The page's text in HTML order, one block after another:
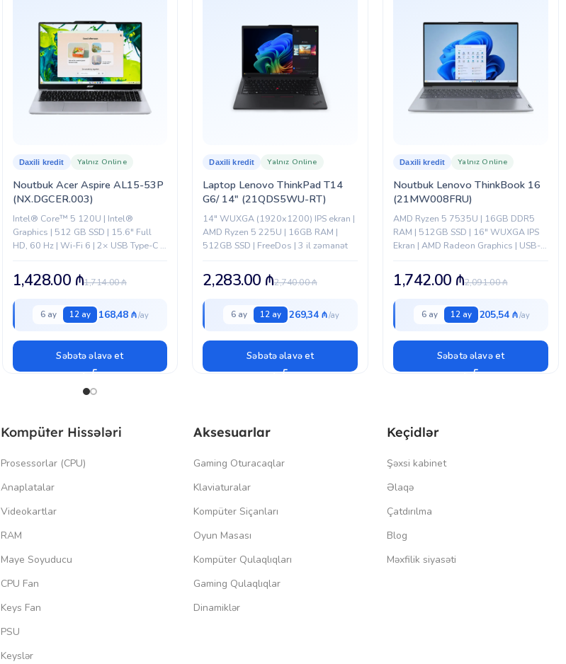
Bəli
Boz
DELL
təhsil və gündəlik yüksək performans tələb edən istifadəçilər üçün ideal seçimdir.
Noutbuk Acer Aspire AL15-53P
(NX.DGCER.003)
Daxili kredit Yalnız Online
Intel® Core™ 5 120U | Intel®
Graphics | 512 GB SSD | 15.6" Full
HD, 60 Hz | Wi-Fi 6 | 2× USB Type-C |
1,714.00₼
1,428.00 ₼
6 ay 12 ay 168,48 ₼
Səbətə əlavə et
Laptop Lenovo ThinkPad T14
G6/ 14″ (21QDS5WU-RT)
Daxili kredit Yalnız Online
14" WUXGA (1920x1200) IPS ekran |
AMD Ryzen 5 225U | 16GB RAM |
512GB SSD | FreeDos | 3 il zəmanət
2,740.00₼
2,283.00 ₼
6 ay 12 ay 269,34 ₼
Səbətə əlavə et
Noutbuk Lenovo ThinkBook 16
(21MW008FRU)
Daxili kredit Yalnız Online
AMD Ryzen 5 7535U | 16GB DDR5
RAM | 512GB SSD | 16" WUXGA IPS
Ekran | AMD Radeon Graphics | USB-C
2,091.00₼
1,742.00 ₼
6 ay 12 ay 205,54 ₼
Səbətə əlavə et
Kompüter Hissələri
Prosessorlar (CPU)
Anaplatalar
Videokartlar
RAM
Maye Soyuducu
CPU Fan
Keys Fan
PSU
Keyslər
Aksesuarlar
Gaming Oturacaqlar
Klaviaturalar
Kompüter Siçanları
Oyun Masası
Kompüter Qulaqlıqları
Gaming Qulaqlıqlar
Dinamiklər
Keçidlər
Şəxsi kabinet
Əlaqə
Çatdırılma
Blog
Məxfilik siyasəti